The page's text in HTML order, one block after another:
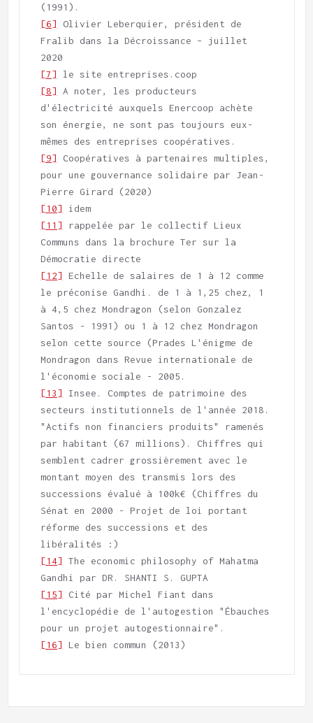
[6] Olivier Leberquier, président de
Fralib dans la Décroissance – juillet
[7]
[8] A noter, les producteurs
d'électricité auxquels Enercoop achète
son énergie, ne sont pas toujours eux-
[9] Coopératives à partenaires multiples,
pour une gouvernance solidaire par Jean-
[10]
idem
[11] rappelée par le collectif Lieux
Communs dans la brochure Ter sur la
[12] Echelle de salaires de 1 à 12 comme
le préconise Gandhi. de 1 à 1,25 chez, 1
à 4,5 chez Mondragon (selon Gonzalez
Santos - 1991) ou 1 à 12 chez Mondragon
selon cette source (Prades L'énigme de
Mondragon dans Revue internationale de
[13] Insee. Comptes de patrimoine des
secteurs institutionnels de l'année 2018.
"Actifs non financiers produits" ramenés
par habitant (67 millions). Chiffres qui
semblent cadrer grossièrement avec le
montant moyen des transmis lors des
successions évalué à 100k€ (Chiffres du
Sénat en 2000 - Projet de loi portant
réforme des successions et des
[14] The economic philosophy of Mahatma
[15] Cité par Michel Fiant dans
l'encyclopédie de l'autogestion "Ébauches
[16] Le bien commun (2013)